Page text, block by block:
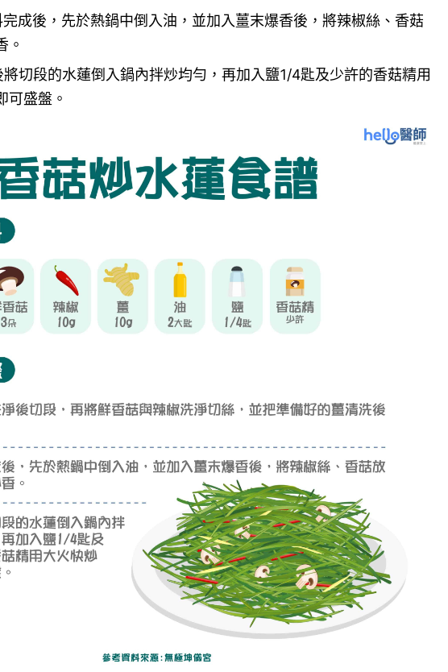
完成後，先於熱鍋中倒入油，並加入薑末爆香後，將辣椒絲、香菇
。
將切段的水蓮倒入鍋內拌炒均勻，再加入鹽1/4匙及少許的香菇精用
可盛盤。